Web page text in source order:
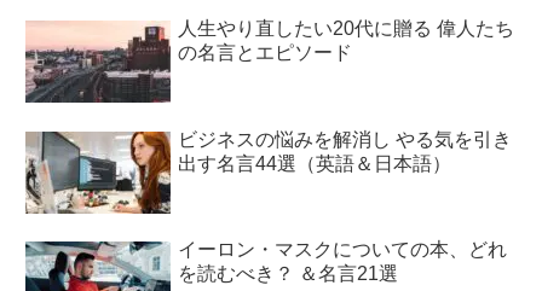
人生やり直したい20代に贈る 偉人たち
の名言とエピソード
ビジネスの悩みを解消し やる気を引き
出す名言44選（英語＆日本語）
イーロン・マスクについての本、どれ
を読むべき？ ＆名言21選